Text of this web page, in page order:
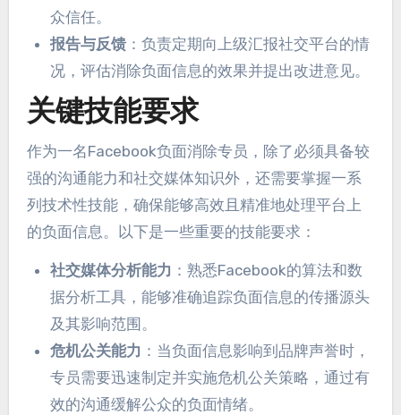
众信任。
报告与反馈：负责定期向上级汇报社交平台的情
况，评估消除负面信息的效果并提出改进意见。
关键技能要求
作为一名Facebook负面消除专员，除了必须具备较
强的沟通能力和社交媒体知识外，还需要掌握一系
列技术性技能，确保能够高效且精准地处理平台上
的负面信息。以下是一些重要的技能要求：
社交媒体分析能力 ：熟悉Facebook的算法和数
据分析工具，能够准确追踪负面信息的传播源头
及其影响范围。
危机公关能力 ：当负面信息影响到品牌声誉时，
专员需要迅速制定并实施危机公关策略，通过有
效的沟通缓解公众的负面情绪。